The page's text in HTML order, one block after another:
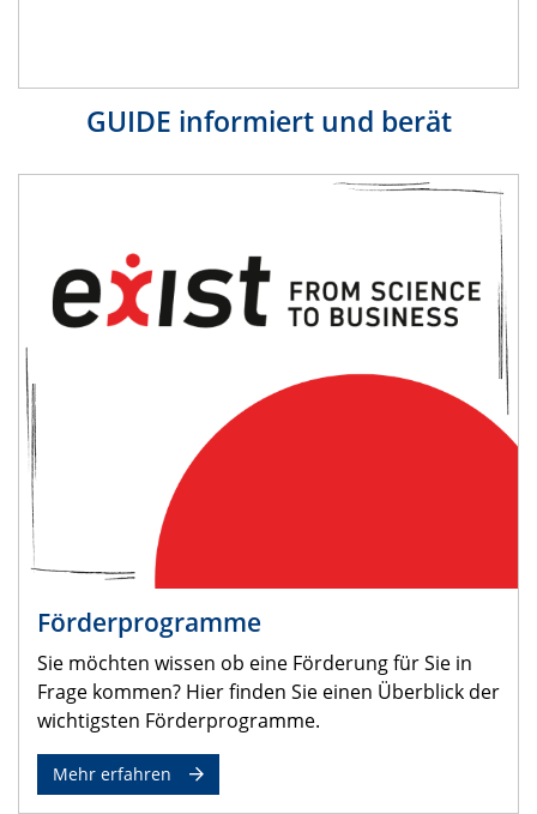
GUIDE informiert und berät
Förderprogramme
Sie möchten wissen ob eine Förderung für Sie in
Frage kommen? Hier finden Sie einen Überblick der
wichtigsten Förderprogramme.
Mehr erfahren